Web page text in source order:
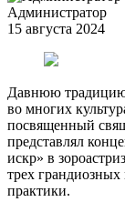
Администратор
15 августа 2024
Давнюю традицию
во многих
посвященный
представлял
искр» в
трех
практики.